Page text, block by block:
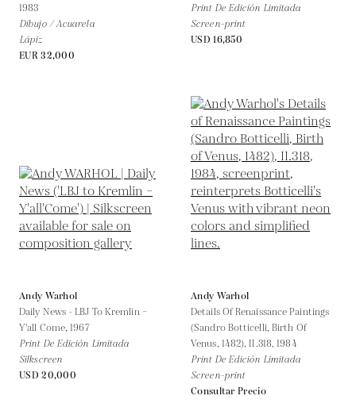
1983
Dibujo / Acuarela
Lápiz
EUR 32,000
Print De Edición Limitada
Screen-print
USD 16,850
Andy Warhol
Daily News - LBJ To Kremlin –
Y'all Come,1967
Print De Edición Limitada
Silkscreen
USD 20,000
Andy Warhol
Details Of Renaissance Paintings
(Sandro Botticelli, Birth Of
Venus, 1482), II.318,1984
Print De Edición Limitada
Screen-print
Consultar Precio